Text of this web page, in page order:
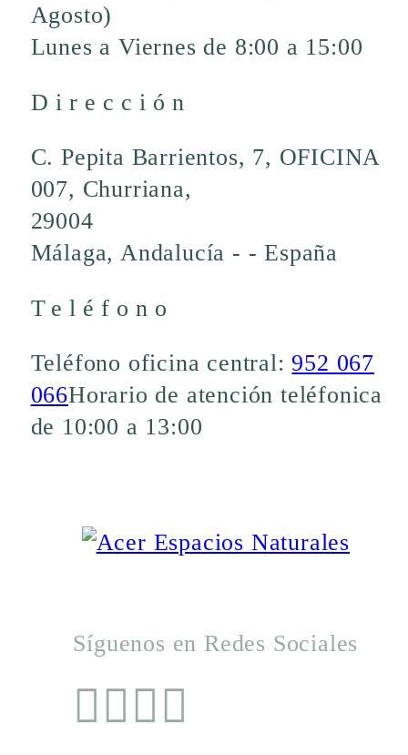
Agosto)
Lunes a Viernes de 8:00 a 15:00
Dirección
C. Pepita Barrientos, 7, OFICINA
007, Churriana,
29004
Málaga, Andalucía - - España
Teléfono
Teléfono oficina central:952 067
066Horario de atención teléfonica
de 10:00 a 13:00
Síguenos en Redes Sociales